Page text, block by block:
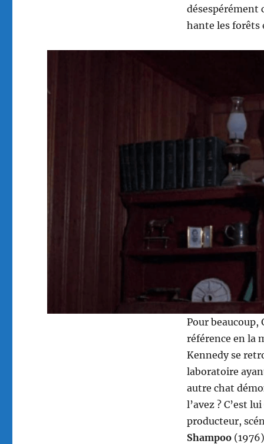
désespérément
hante les forêts
Pour beaucoup,
référence en la
Kennedy se
laboratoire
autre chat
l’avez ? C’est
producteur,
Shampoo